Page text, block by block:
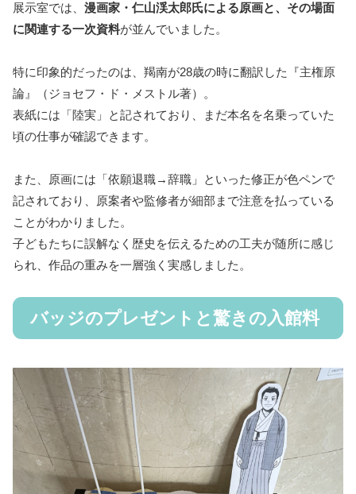
展示室では、 漫画家・仁山渓太郎氏による原画と、その場面
に関連する一次資料が並んでいました。
特に印象的だったのは、羯南が28歳の時に翻訳した『主権原
論』（ジョセフ・ド・メストル著）。
表紙には「陸実」と記されており、まだ本名を名乗っていた
頃の仕事が確認できます。
また、原画には「依願退職→辞職」といった修正が色ペンで
記されており、原案者や監修者が細部まで注意を払っている
ことがわかりました。
子どもたちに誤解なく歴史を伝えるための工夫が随所に感じ
られ、作品の重みを一層強く実感しました。
バッジのプレゼントと驚きの入館料